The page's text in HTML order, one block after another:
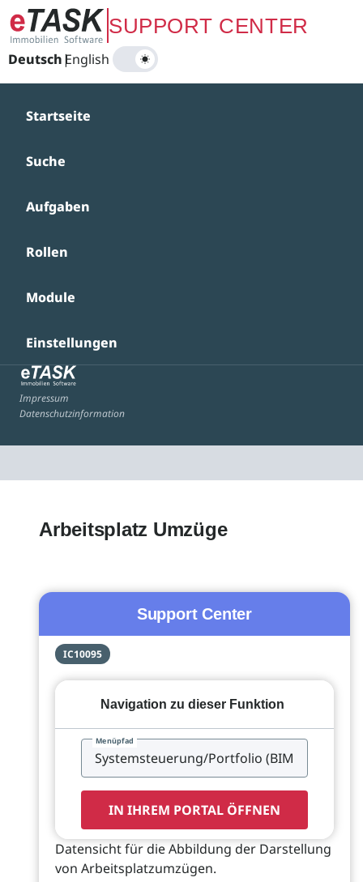
Zum Hauptinhalt springenSUPPORT CENTER
Deutsch|
English
Startseite
Suche
Aufgaben
Rollen
Module
Einstellungen
Impressum
Datenschutzinformation
Arbeitsplatz Umzüge
Support Center
IC10095
Navigation zu dieser Funktion
Menüpfad
IN IHREM PORTAL ÖFFNEN
Datensicht für die Abbildung der Darstellung
von Arbeitsplatzumzügen.